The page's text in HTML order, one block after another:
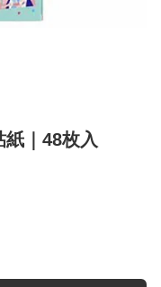
｜48枚入